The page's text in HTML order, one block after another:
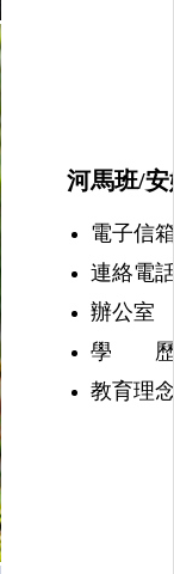
河馬班/安
電子信
連絡電
辦公室
學 歷：
教育理